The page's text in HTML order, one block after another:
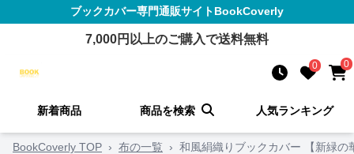
ブックカバー専門通販サイトBookCoverly
7,000円以上のご購入で送料無料
0 0
新着商品 商品を検索 人気ランキング
BookCoverly TOP › 布の一覧 › 和風絹織りブックカバー 【新緑